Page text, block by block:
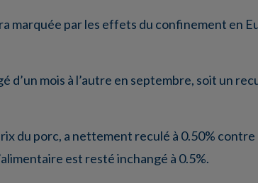
marquée par les effets du confinement en
d’un mois à l’autre en septembre, soit un
du porc, a nettement reculé à 0.50% contre
est resté inchangé à 0.5%.